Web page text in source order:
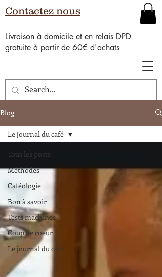
Livraison à domicile et en relais DPD
gratuite à partir de 60€ d'achats
Contactez nous
Blog
Tous les posts
Méthodes
Caféologie
Bon à savoir
Tests machines
Coup de coeur
Le journal du café
Le journal du café